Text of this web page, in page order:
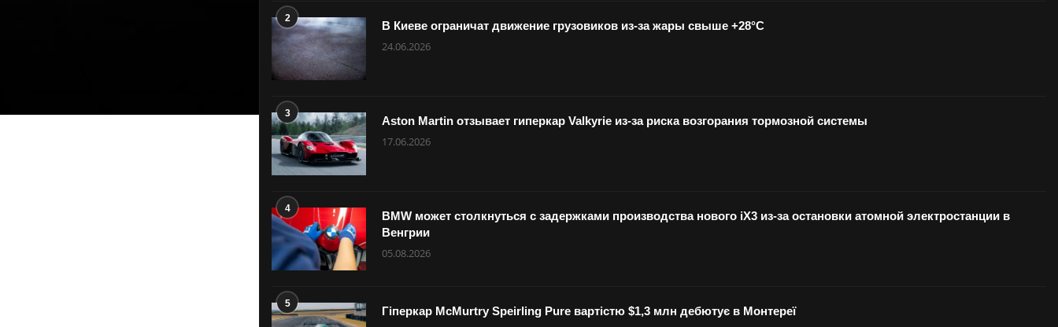
2
В Киеве ограничат движение грузовиков из-за жары свыше +28°С
24.06.2026
3
Aston Martin отзывает гиперкар Valkyrie из-за риска возгорания тормозной системы
17.06.2026
4
BMW может столкнуться с задержками производства нового iX3 из-за остановки атомной электростанции в
Венгрии
05.08.2026
5
Гіперкар McMurtry Speirling Pure вартістю $1,3 млн дебютує в Монтереї